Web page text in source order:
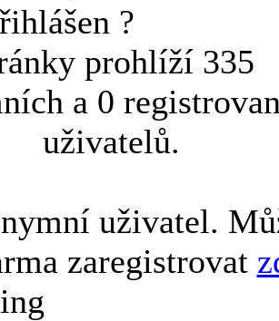
?
prohlíží 335
a 0
uživatelů.
uživatel.
zaregistrovat